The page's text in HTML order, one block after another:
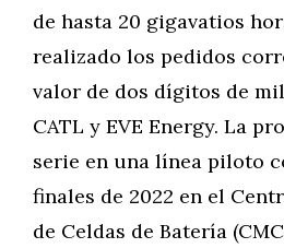
de hasta 20 gigavatios
realizado los pedidos
valor de dos dígitos de
CATL y EVE Energy. La
serie en una línea piloto
finales de 2022 en el
de Celdas de Batería